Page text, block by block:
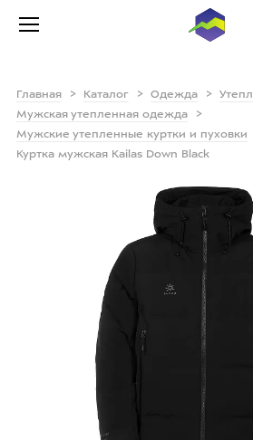
Главная Каталог Одежда
Мужская утепленная одежда
Мужские утепленные куртки и пуховки
Куртка мужская Kailas Down Black